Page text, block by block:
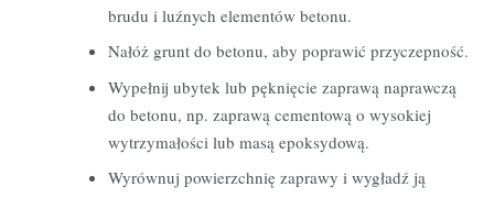
brudu i luźnych elementów betonu.
Nałóż grunt do betonu, aby poprawić przyczepność.
Wypełnij ubytek lub pęknięcie zaprawą naprawczą
do betonu, np. zaprawą cementową o wysokiej
wytrzymałości lub masą epoksydową.
Wyrównuj powierzchnię zaprawy i wygładź ją